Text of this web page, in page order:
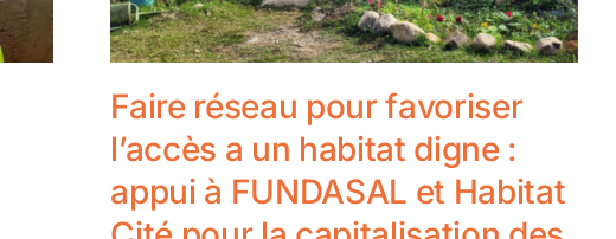
Faire réseau pour favoriser
l’accès a un habitat digne :
appui à FUNDASAL et Habitat